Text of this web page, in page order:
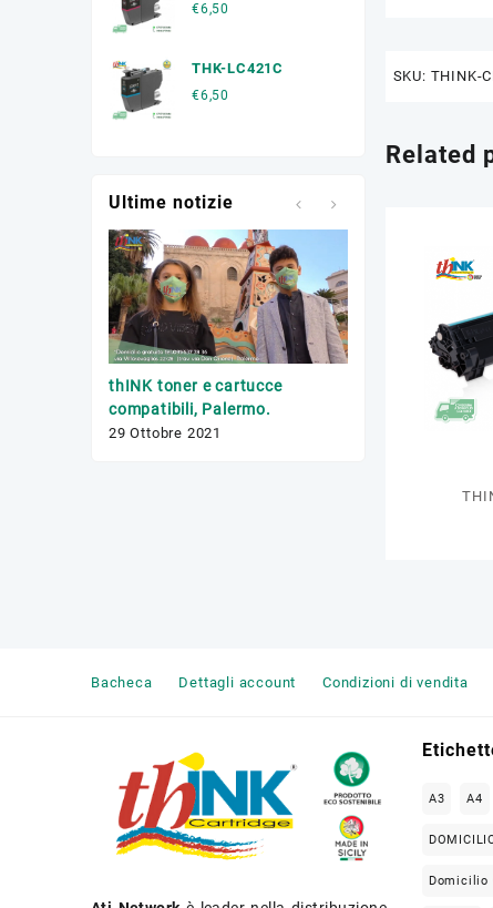
SKU: THINK-
Related
€6,50
THK-LC421C
€6,50
Ultime notizie
thINK toner e cartucce
compatibili, Palermo.
29 Ottobre 2021
Trasporto toner
Bacheca Dettagli account Condizioni di vendita
A3 A4
Domicilio